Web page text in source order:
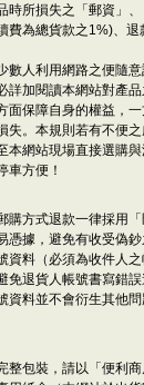
時所損失之「郵資」
費為總貨款之1%)、
數人利用網路之便隨
詳加閱讀本網站對產
面保障自身的權益，
。本規則若有不便之
本網站現場直接選購
車方便！
購方式退款一律採用「
憑據，避免有收受偽
資料（必須為收件人
免退貨人帳號書寫錯
資料並不會衍生其他
整包裝，請以「便利